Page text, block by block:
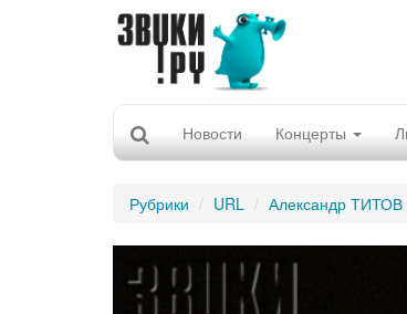
Новости Концерты
Рубрики URL Александр ТИТОВ